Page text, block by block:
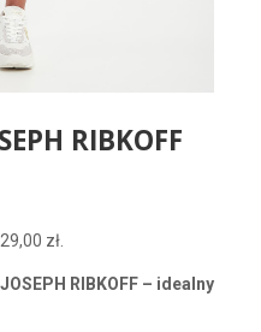
RIBKOFF
zł.
RIBKOFF – idealny